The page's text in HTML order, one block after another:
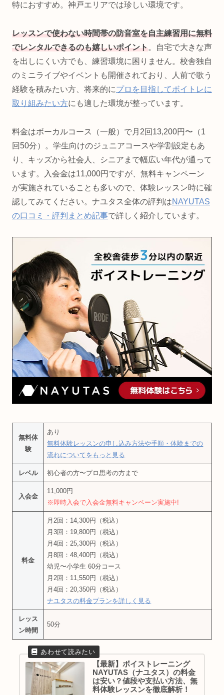
特におすすめ。神戸エリアでは珍しい環境です。
レッスンで使わない時間帯の防音室を自主練習用に無料
でレンタルできるのも嬉しいポイント。自宅で大きな声
を出しにくい方でも、練習環境に困りません。校舎独自
のミニライブやイベントも開催されており、人前で歌う
経験を積みたい方、将来的にプロを目指してボイトレに
取り組みたい方にも適した環境が整っています。
料金はボーカルコース（一般）で月2回13,200円〜（1
回50分）。学生向けのジュニアコースや学割設定もあ
り、キッズから社会人、シニアまで幅広い年代が通って
います。入会金は11,000円ですが、無料キャンペーン
が実施されていることも多いので、体験レッスン時に確
認してみてください。ナユタス全体の評判はNAYUTAS
の口コミ・評判まとめ記事で詳しく紹介しています。
無料体
験
あり
無料体験レッスンの申し込み方法や手順・体験までの
流れについてをもっと見る
レベル 初心者の方〜プロ思考の方まで
入会金
11,000円
※即時入会で入会金無料キャンペーン実施中!
料金
月2回：14,300円（税込）
月3回：19,800円（税込）
月4回：25,300円（税込）
月8回：48,400円（税込）
幼児〜小学生 60分コース
月2回：11,550円（税込）
月4回：20,350円（税込）
ナユタスの料金プランを詳しく見る
レッス
ン時間
50分
【最新】ボイストレーニング
NAYUTAS（ナユタス）の料金
は安い？値段や支払い方法、無
料体験レッスンを徹底解析！